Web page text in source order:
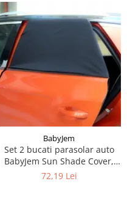
BabyJem
Set 2 bucati parasolar auto
BabyJem Sun Shade Cover,
Diverse marimi
72,19 Lei